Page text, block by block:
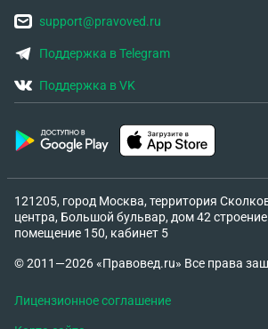
support@pravoved.ru
Поддержка в Telegram
Поддержка в VK
121205, город Москва, территория
центра, Большой бульвар, дом 42
помещение 150, кабинет 5
© 2011—2026 «Правовед.ru» Все права
Лицензионное соглашение